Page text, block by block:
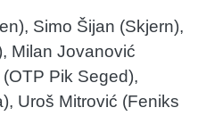
Simo Šijan (Skjern),
Milan Jovanović
Pik Seged),
Uroš Mitrović (Feniks